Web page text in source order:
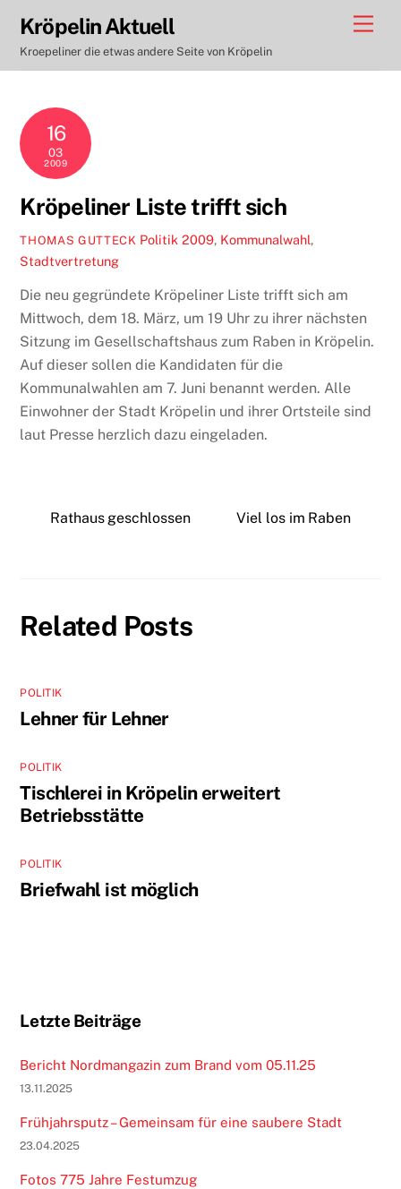
content
Kröpelin Aktuell
Kroepeliner die etwas andere Seite von Kröpelin
16
03
2009
Kröpeliner Liste trifft sich
THOMAS GUTTECK Politik 2009, Kommunalwahl,
Stadtvertretung
Die neu gegründete Kröpeliner Liste trifft sich am
Mittwoch, dem 18. März, um 19 Uhr zu ihrer nächsten
Sitzung im Gesellschaftshaus zum Raben in Kröpelin.
Auf dieser sollen die Kandidaten für die
Kommunalwahlen am 7. Juni benannt werden. Alle
Einwohner der Stadt Kröpelin und ihrer Ortsteile sind
laut Presse herzlich dazu eingeladen.
Rathaus geschlossen Viel los im Raben
Related Posts
POLITIK
Lehner für Lehner
POLITIK
Tischlerei in Kröpelin erweitert
Betriebsstätte
POLITIK
Briefwahl ist möglich
Letzte Beiträge
Bericht Nordmangazin zum Brand vom 05.11.25
13.11.2025
Frühjahrsputz – Gemeinsam für eine saubere Stadt
23.04.2025
Fotos 775 Jahre Festumzug